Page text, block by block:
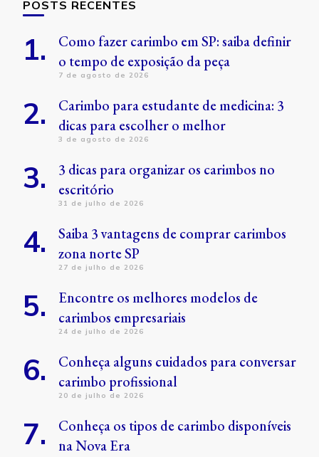
POSTS RECENTES
Como fazer carimbo em SP: saiba definir
o tempo de exposição da peça
7 de agosto de 2026
Carimbo para estudante de medicina: 3
dicas para escolher o melhor
3 de agosto de 2026
3 dicas para organizar os carimbos no
escritório
31 de julho de 2026
Saiba 3 vantagens de comprar carimbos
zona norte SP
27 de julho de 2026
Encontre os melhores modelos de
carimbos empresariais
24 de julho de 2026
Conheça alguns cuidados para conversar
carimbo profissional
20 de julho de 2026
Conheça os tipos de carimbo disponíveis
na Nova Era